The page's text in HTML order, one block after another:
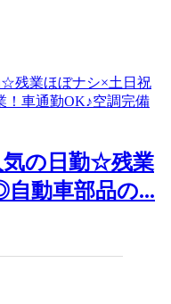
気の日勤☆残業
動車部品の...